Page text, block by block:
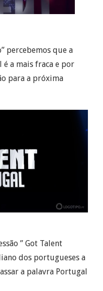
percebemos que a
a mais fraca e por
para a próxima
” Got Talent
dos portugueses a
a palavra Portugal